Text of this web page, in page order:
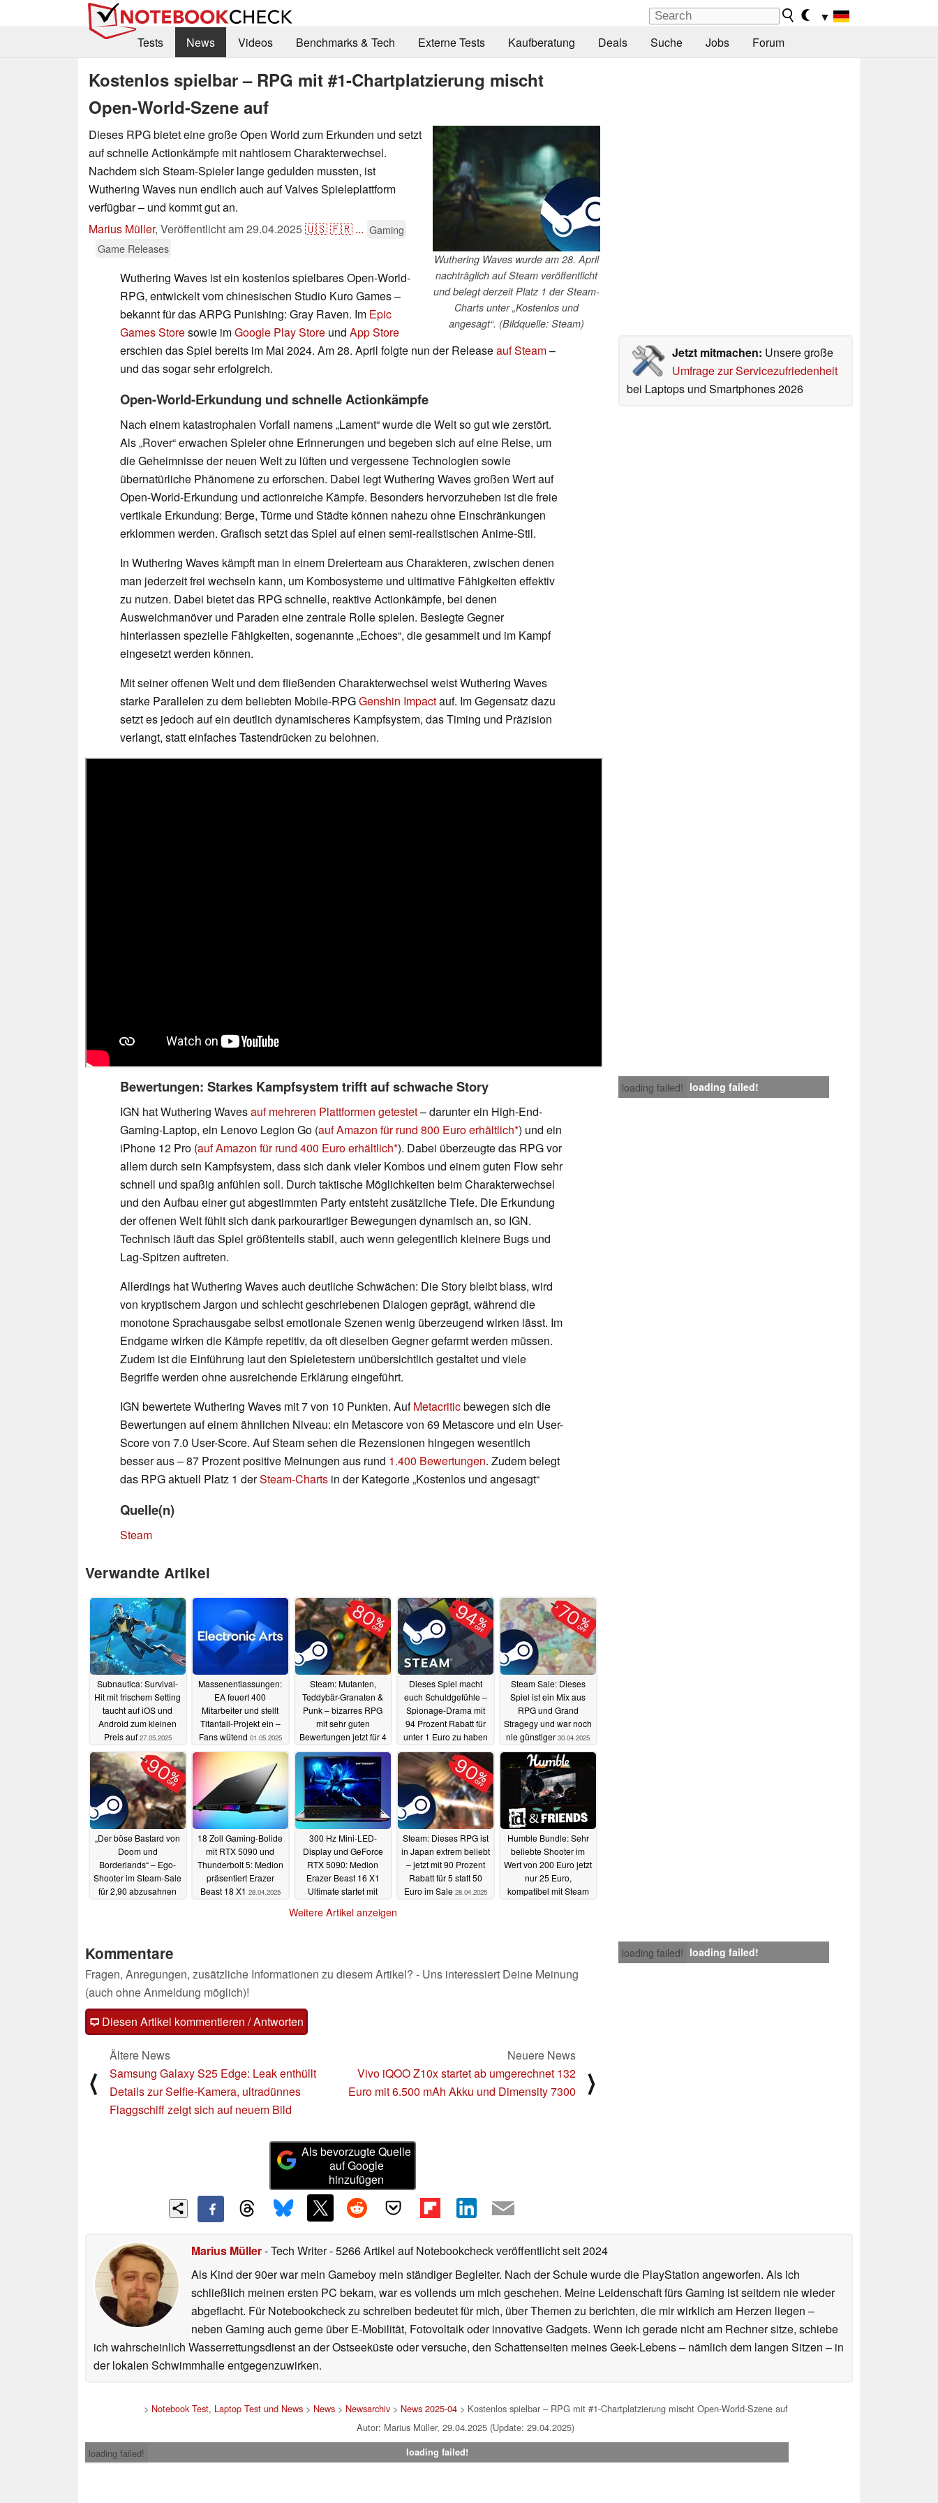
▼
Tests
News Videos Benchmarks & Tech Externe Tests Kaufberatung Deals Suche Jobs Forum
Kostenlos spielbar – RPG mit #1-Chartplatzierung mischt
Open-World-Szene auf
Wuthering Waves wurde am 28. April
nachträglich auf Steam veröffentlicht
und belegt derzeit Platz 1 der Steam-
Charts unter „Kostenlos und
angesagt“. (Bildquelle: Steam)
Dieses RPG bietet eine große Open World zum Erkunden und setzt
auf schnelle Actionkämpfe mit nahtlosem Charakterwechsel.
Nachdem sich Steam-Spieler lange gedulden mussten, ist
Wuthering Waves nun endlich auch auf Valves Spieleplattform
verfügbar – und kommt gut an.
Marius Müller, Veröffentlicht am29.04.2025🇺🇸🇫🇷 ... Gaming
Game Releases
Jetzt mitmachen: Unsere große
Umfrage zur Servicezufriedenheit
bei Laptops und Smartphones 2026
Wuthering Waves ist ein kostenlos spielbares Open-World-
RPG, entwickelt vom chinesischen Studio Kuro Games –
bekannt für das ARPG Punishing: Gray Raven. Im Epic
Games Storesowie imGoogle Play Store und App Store
erschien das Spiel bereits im Mai 2024. Am 28. April folgte nun der Releaseauf Steam–
und das sogar sehr erfolgreich.
Open-World-Erkundung und schnelle Actionkämpfe
Nach einem katastrophalen Vorfall namens „Lament“ wurde die Welt so gut wie zerstört.
Als „Rover“ erwachen Spieler ohne Erinnerungen und begeben sich auf eine Reise, um
die Geheimnisse der neuen Welt zu lüften und vergessene Technologien sowie
übernatürliche Phänomene zu erforschen. Dabei legt Wuthering Waves großen Wert auf
Open-World-Erkundung und actionreiche Kämpfe. Besonders hervorzuheben ist die freie
vertikale Erkundung: Berge, Türme und Städte können nahezu ohne Einschränkungen
erklommen werden. Grafisch setzt das Spiel auf einen semi-realistischen Anime-Stil.
In Wuthering Waves kämpft man in einem Dreierteam aus Charakteren, zwischen denen
man jederzeit frei wechseln kann, um Kombosysteme und ultimative Fähigkeiten effektiv
zu nutzen. Dabei bietet das RPG schnelle, reaktive Actionkämpfe, bei denen
Ausweichmanöver und Paraden eine zentrale Rolle spielen. Besiegte Gegner
hinterlassen spezielle Fähigkeiten, sogenannte „Echoes“, die gesammelt und im Kampf
eingesetzt werden können.
Mit seiner offenen Welt und dem fließenden Charakterwechsel weist Wuthering Waves
starke Parallelen zu dem beliebten Mobile-RPGGenshin Impactauf. Im Gegensatz dazu
setzt es jedoch auf ein deutlich dynamischeres Kampfsystem, das Timing und Präzision
verlangt, statt einfaches Tastendrücken zu belohnen.
loading failed! loading failed!
Bewertungen: Starkes Kampfsystem trifft auf schwache Story
IGN hat Wuthering Wavesauf mehreren Plattformen getestet– darunter ein High-End-
Gaming-Laptop, ein Lenovo Legion Go (auf Amazon für rund 800 Euro erhältlich ) und ein
iPhone 12 Pro (auf Amazon für rund 400 Euro erhältlich ). Dabei überzeugte das RPG vor
allem durch sein Kampfsystem, dass sich dank vieler Kombos und einem guten Flow sehr
schnell und spaßig anfühlen soll. Durch taktische Möglichkeiten beim Charakterwechsel
und den Aufbau einer gut abgestimmten Party entsteht zusätzliche Tiefe. Die Erkundung
der offenen Welt fühlt sich dank parkourartiger Bewegungen dynamisch an, so IGN.
Technisch läuft das Spiel größtenteils stabil, auch wenn gelegentlich kleinere Bugs und
Lag-Spitzen auftreten.
Allerdings hat Wuthering Waves auch deutliche Schwächen: Die Story bleibt blass, wird
von kryptischem Jargon und schlecht geschriebenen Dialogen geprägt, während die
monotone Sprachausgabe selbst emotionale Szenen wenig überzeugend wirken lässt. Im
Endgame wirken die Kämpfe repetitiv, da oft dieselben Gegner gefarmt werden müssen.
Zudem ist die Einführung laut den Spieletestern unübersichtlich gestaltet und viele
Begriffe werden ohne ausreichende Erklärung eingeführt.
IGN bewertete Wuthering Waves mit 7 von 10 Punkten. AufMetacriticbewegen sich die
Bewertungen auf einem ähnlichen Niveau: ein Metascore von 69 Metascore und ein User-
Score von 7.0 User-Score. Auf Steam sehen die Rezensionen hingegen wesentlich
besser aus – 87 Prozent positive Meinungen aus rund 1.400 Bewertungen. Zudem belegt
das RPG aktuell Platz 1 derSteam-Charts in der Kategorie „Kostenlos und angesagt“
Quelle(n)
Steam
Verwandte Artikel
Subnautica: Survival-
Hit mit frischem Setting
taucht auf iOS und
Android zum kleinen
Preis auf 27.05.2025
Massenentlassungen:
EA feuert 400
Mitarbeiter und stellt
Titanfall-Projekt ein –
Fans wütend 01.05.2025
Steam: Mutanten,
Teddybär-Granaten &
Punk – bizarres RPG
mit sehr guten
Bewertungen jetzt für 4
Euro im Sale01.05.2025
Dieses Spiel macht
euch Schuldgefühle –
Spionage-Drama mit
94 Prozent Rabatt für
unter 1 Euro zu haben
30.04.2025
Steam Sale: Dieses
Spiel ist ein Mix aus
RPG und Grand
Stragegy und war noch
nie günstiger 30.04.2025
„Der böse Bastard von
Doom und
Borderlands“ – Ego-
Shooter im Steam-Sale
für 2,90 abzusahnen
18 Zoll Gaming-Bolide
mit RTX 5090 und
Thunderbolt 5: Medion
präsentiert Erazer
Beast 18 X1 28.04.2025
300 Hz Mini-LED-
Display und GeForce
RTX 5090: Medion
Erazer Beast 16 X1
Ultimate startet mit
28.04.2025
Steam: Dieses RPG ist
in Japan extrem beliebt
– jetzt mit 90 Prozent
Rabatt für 5 statt 50
Euro im Sale 28.04.2025
Humble Bundle: Sehr
beliebte Shooter im
Wert von 200 Euro jetzt
nur 25 Euro,
kompatibel mit Steam
Weitere Artikel anzeigen
loading failed! loading failed!
Kommentare
Fragen, Anregungen, zusätzliche Informationen zu diesem Artikel? - Uns interessiert Deine Meinung
(auch ohne Anmeldung möglich)!
Diesen Artikel kommentieren / Antworten
⟨
Ältere News
Samsung Galaxy S25 Edge: Leak enthüllt
Details zur Selfie-Kamera, ultradünnes
Flaggschiff zeigt sich auf neuem Bild
Neuere News
Vivo iQOO Z10x startet ab umgerechnet 132
Euro mit 6.500 mAh Akku und Dimensity 7300
⟩
Als bevorzugte Quelle
auf Google
hinzufügen
Marius Müller- Tech Writer- 5266 Artikel auf Notebookcheck veröffentlichtseit 2024
Als Kind der 90er war mein Gameboy mein ständiger Begleiter. Nach der Schule wurde die PlayStation angeworfen. Als ich
schließlich meinen ersten PC bekam, war es vollends um mich geschehen. Meine Leidenschaft fürs Gaming ist seitdem nie wieder
abgeflacht. Für Notebookcheck zu schreiben bedeutet für mich, über Themen zu berichten, die mir wirklich am Herzen liegen –
neben Gaming auch gerne über E-Mobilität, Fotovoltaik oder innovative Gadgets. Wenn ich gerade nicht am Rechner sitze, schiebe
ich wahrscheinlich Wasserrettungsdienst an der Ostseeküste oder versuche, den Schattenseiten meines Geek-Lebens – nämlich dem langen Sitzen – in
der lokalen Schwimmhalle entgegenzuwirken.
> Notebook Test, Laptop Test und News> News> Newsarchiv> News 2025-04> Kostenlos spielbar – RPG mit #1-Chartplatzierung mischt Open-World-Szene auf
Autor: Marius Müller, 29.04.2025 (Update: 29.04.2025)
loading failed!
loading failed!